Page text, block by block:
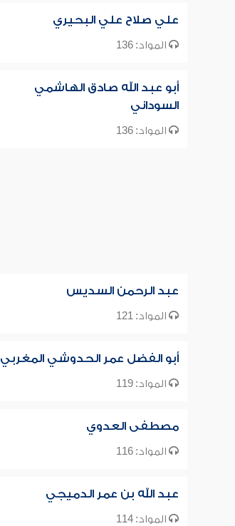
علي صلاح علي البحيري
المواد: 136
أبو عبد الله صادق الهاشمي
السوداني
المواد: 136
عبد الرحمن السديس
المواد: 121
أبو الفضل عمر الحدوشي المغربي
المواد: 119
مصطفى العدوي
المواد: 116
عبد الله بن عمر الدميجي
المواد: 114